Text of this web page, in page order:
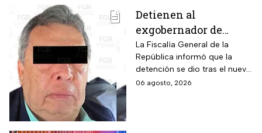
Detienen al
exgobernador de
Guerrero, Ángel
Aguirre, por el Caso
Ayotzinapa
La Fiscalía General de la
República informó que la
detención se dio tras el nuevo
modelo de investigación
06 agosto, 2026